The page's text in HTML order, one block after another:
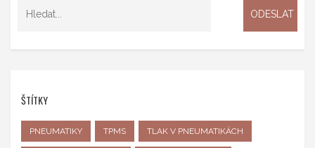
ŠTÍTKY
PNEUMATIKY TPMS TLAK V PNEUMATIKÁCH